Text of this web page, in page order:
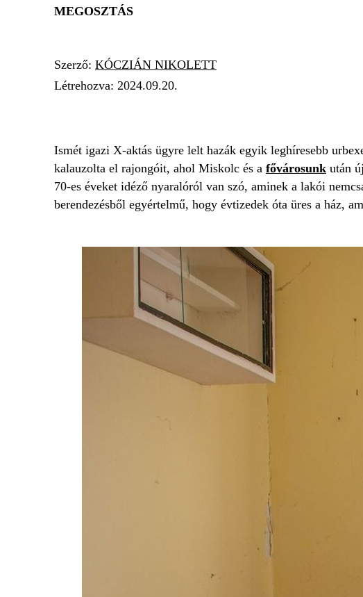
MEGOSZTÁS
Szerző: KÓCZIÁN NIKOLETT
Létrehozva: 2024.09.20.
Ismét igazi X-aktás ügyre lelt hazák egyik leghíresebb
kalauzolta el rajongóit, ahol Miskolc és a fővárosunk után
70-es éveket idéző nyaralóról van szó, aminek a lakói
berendezésből egyértelmű, hogy évtizedek óta üres a ház,